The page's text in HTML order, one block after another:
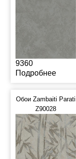
9360
Подробнее
Обои Zambaiti Parati
Z90028